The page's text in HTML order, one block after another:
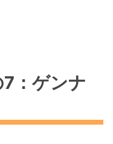
：ゲンナ